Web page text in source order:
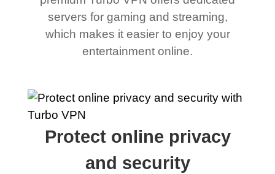
servers for gaming and streaming,
which makes it easier to enjoy your
entertainment online.
Protect online privacy
and security